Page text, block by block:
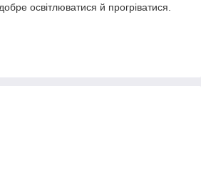
освітлюватися й прогріватися.